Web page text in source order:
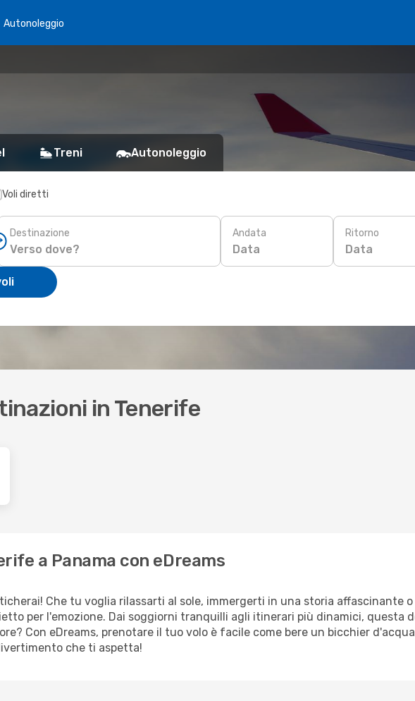
Autonoleggio
Treni Autonoleggio
Voli diretti
Destinazione Andata
Data
Ritorno
Data
in Tenerife
a Panama con eDreams
Che tu voglia rilassarti al sole, immergerti in una storia affascinante
per l'emozione. Dai soggiorni tranquilli agli itinerari più dinamici, questa
Con eDreams, prenotare il tuo volo è facile come bere un bicchier
che ti aspetta!